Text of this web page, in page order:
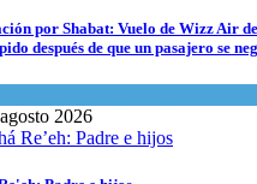
por Shabat: Vuelo de Wizz Air
después de que un pasajero se
2026